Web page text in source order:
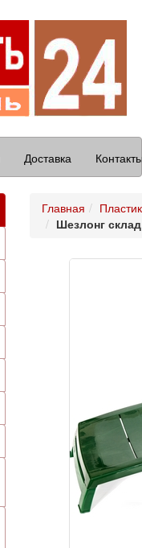
Доставка
Главная
Шезлонг